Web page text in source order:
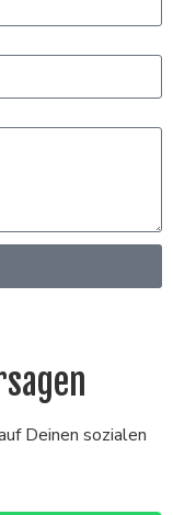
Deinen sozialen